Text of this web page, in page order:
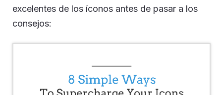
excelentes de los íconos antes de pasar a los
consejos: